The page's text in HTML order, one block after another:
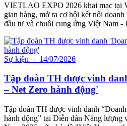
VIETLAO EXPO 2026 khai mạc tại
gian hàng, mở ra cơ hội kết nối
đầu tư và chuỗi cung ứng Việt Nam -
Sự kiện - 14/07/2026
Tập đoàn TH được vinh
– Net Zero hành động'
Tập đoàn TH được vinh danh
hành động” tại Diễn đàn Năng